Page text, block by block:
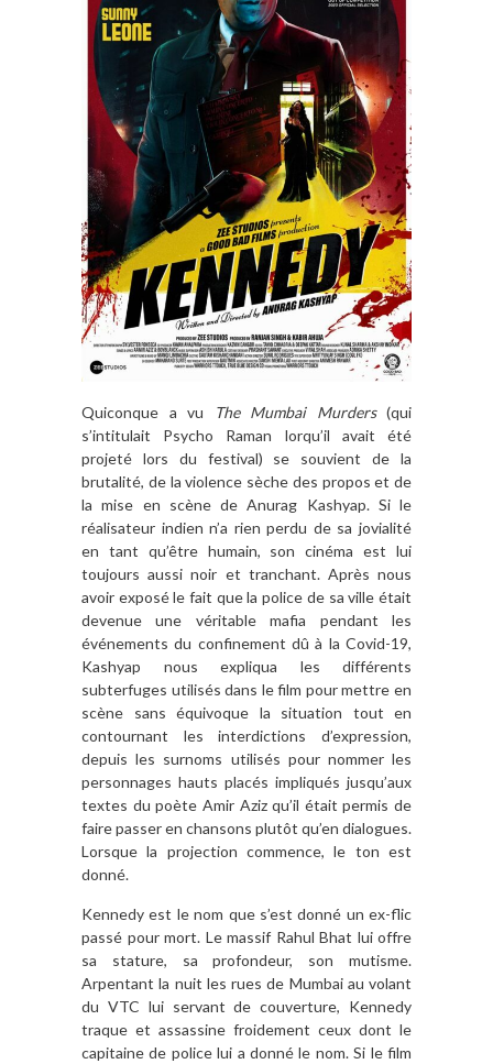
Quiconque a vu The Mumbai Murders(qui
s’intitulait Psycho Raman lorqu’il avait été
projeté lors du festival) se souvient de la
brutalité, de la violence sèche des propos et de
la mise en scène de Anurag Kashyap. Si le
réalisateur indien n’a rien perdu de sa jovialité
en tant qu’être humain, son cinéma est lui
toujours aussi noir et tranchant. Après nous
avoir exposé le fait que la police de sa ville était
devenue une véritable mafia pendant les
événements du confinement dû à la Covid-19,
Kashyap nous expliqua les différents
subterfuges utilisés dans le film pour mettre en
scène sans équivoque la situation tout en
contournant les interdictions d’expression,
depuis les surnoms utilisés pour nommer les
personnages hauts placés impliqués jusqu’aux
textes du poète Amir Aziz qu’il était permis de
faire passer en chansons plutôt qu’en dialogues.
Lorsque la projection commence, le ton est
donné.
Kennedy est le nom que s’est donné un ex-flic
passé pour mort. Le massif Rahul Bhat lui offre
sa stature, sa profondeur, son mutisme.
Arpentant la nuit les rues de Mumbai au volant
du VTC lui servant de couverture, Kennedy
traque et assassine froidement ceux dont le
capitaine de police lui a donné le nom. Si le film